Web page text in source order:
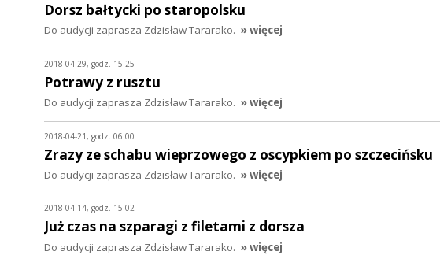
Dorsz bałtycki po staropolsku
Do audycji zaprasza Zdzisław Tararako. » więcej
2018-04-29, godz. 15:25
Potrawy z rusztu
Do audycji zaprasza Zdzisław Tararako. » więcej
2018-04-21, godz. 06:00
Zrazy ze schabu wieprzowego z oscypkiem po szczecińsku
Do audycji zaprasza Zdzisław Tararako. » więcej
2018-04-14, godz. 15:02
Już czas na szparagi z filetami z dorsza
Do audycji zaprasza Zdzisław Tararako. » więcej